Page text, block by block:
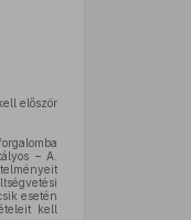
először
– A.
esetén
kell